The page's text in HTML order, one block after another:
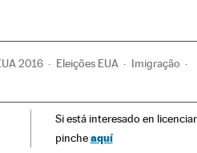
2016 Eleições EUA Imigração
Si está interesado en
pincheaquí